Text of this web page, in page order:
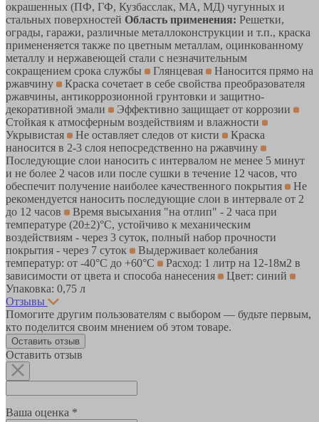
окрашенных (ПФ, ГФ, Кузбасслак, МА, МД) чугунных и
стальных поверхностей Область применения: Решетки,
ограды, гаражи, различные металлоконструкции и т.п., краска
примененяется также по цветным металлам, оцинкованному
металлу и нержавеющей стали с незначительным
сокращением срока службы
Глянцевая
Наносится прямо на
ржавчину
Краска сочетает в себе свойства преобразователя
ржавчины, антикоррозионной грунтовки и защитно-
декоративной эмали
Эффективно защищает от коррозии
Стойкая к атмосферным воздействиям и влажности
Укрывистая
Не оставляет следов от кисти
Краска
наносится в 2-3 слоя непосредственно на ржавчину
Последующие слои наносить с интервалом не менее 5 минут
и не более 2 часов или после сушки в течение 12 часов, что
обеспечит получение наиболее качественного покрытия
Не
рекомендуется наносить последующие слои в интервале от 2
до 12 часов
Время высыхания "на отлип" - 2 часа при
температуре (20±2)°С, устойчиво к механическим
воздействиям - через 3 суток, полный набор прочности
покрытия - через 7 суток
Выдерживает колебания
температур: от -40°С до +60°С
Расход: 1 литр на 12-18м2 в
зависимости от цвета и способа нанесения
Цвет: синий
Упаковка: 0,75 л
Отзывы
Помогите другим пользователям с выбором — будьте первым,
кто поделится своим мнением об этом товаре.
Оставить отзыв
Оставить отзыв
Ваша оценка *